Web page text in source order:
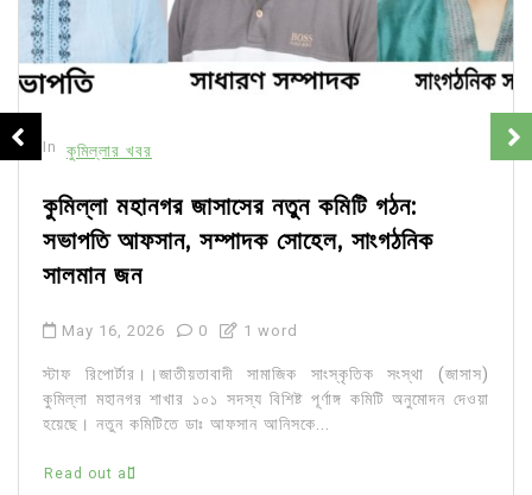
In কুমিল্লার খবর
কুমিল্লা মহানগর জাসাসের নতুন কমিটি গঠন:
সভাপতি আফসান, সম্পাদক সোহেল, সাংগঠনিক
সালমান জন
May 16, 2026 0 1 word
স্টাফ রিপোর্টার।।জাতীয়তাবাদী সামাজিক সাংস্কৃতিক সংস্থা (জাসাস)
কুমিল্লা মহানগর শাখার ১০১ সদস্য বিশিষ্ট পূর্ণাঙ্গ কমিটি অনুমোদন দেওয়া
হয়েছে। নতুন কমিটিতে ডাঃ আফসান আনিসকে...
Read out all